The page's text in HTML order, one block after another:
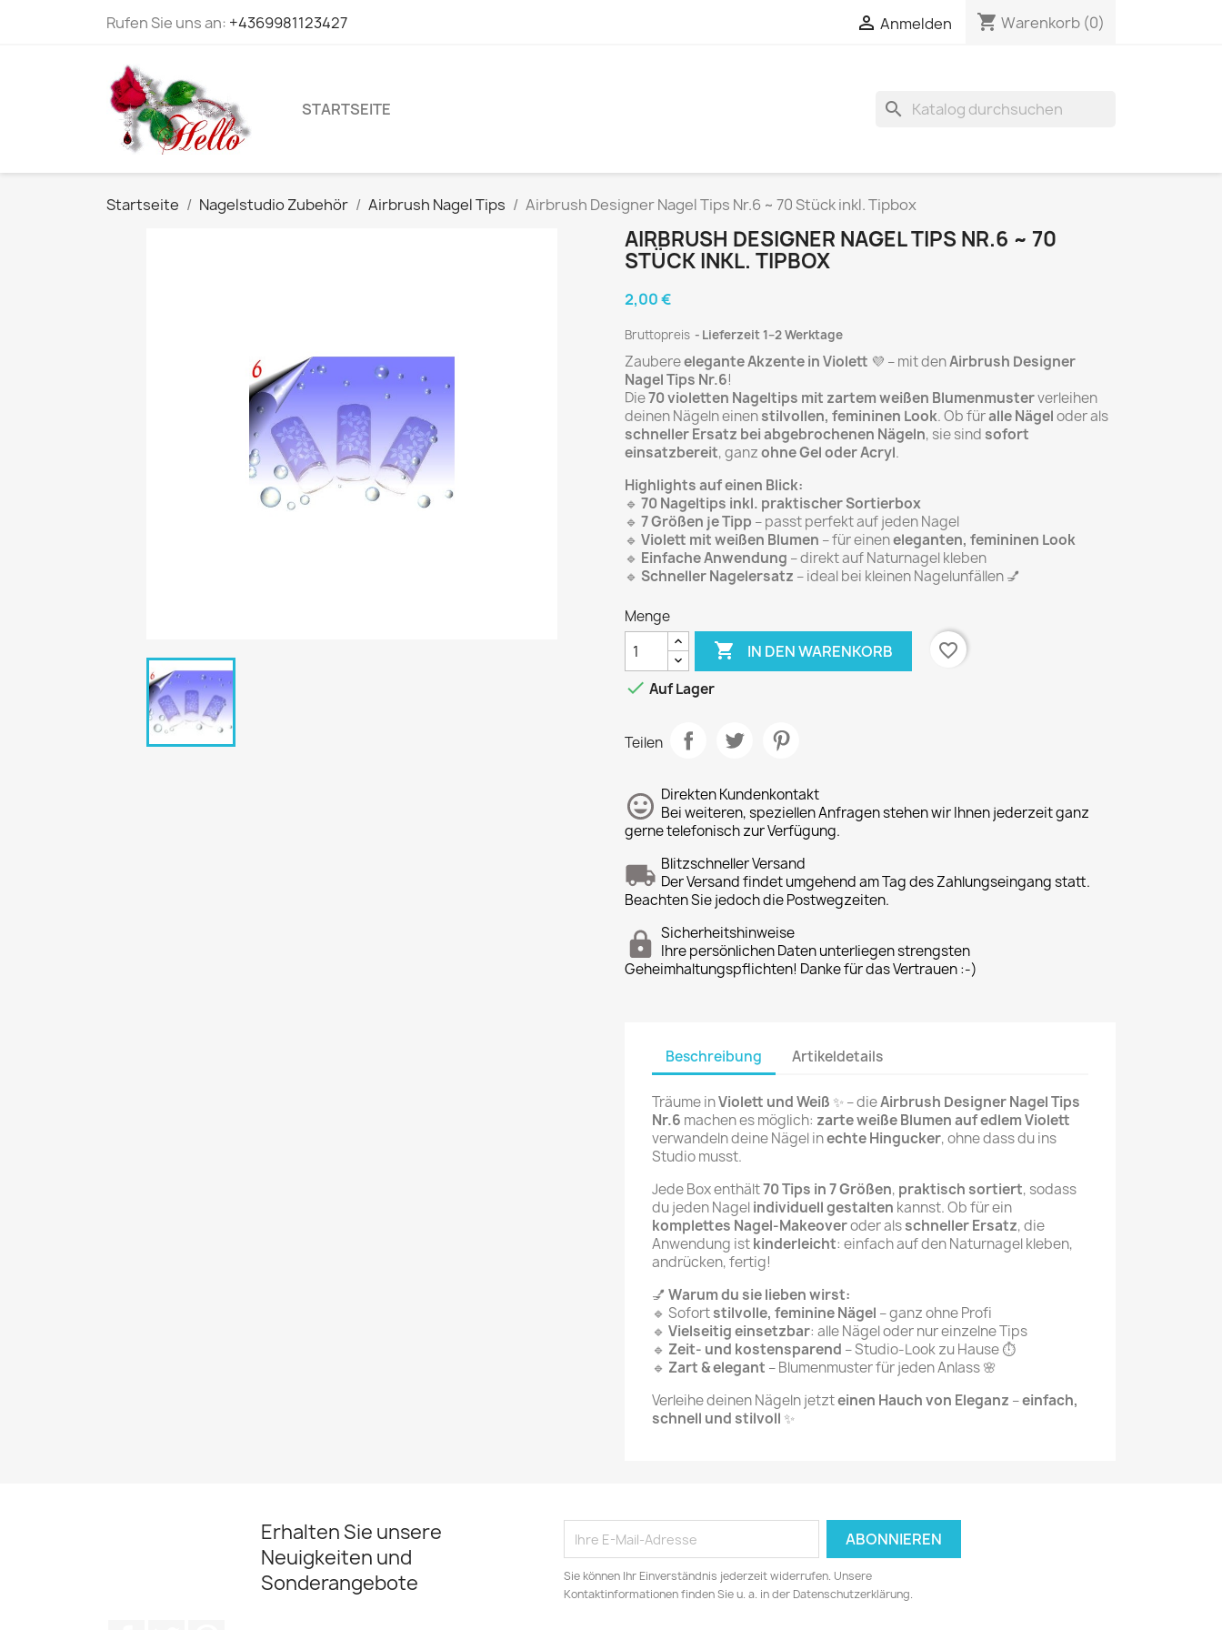
Rufen Sie uns an: +4369981123427  Anmelden shopping_cart Warenkorb (0)
STARTSEITE search
Startseite Nagelstudio Zubehör Airbrush Nagel Tips Airbrush Designer Nagel Tips Nr.6 ~ 70 Stück inkl. Tipbox
AIRBRUSH DESIGNER NAGEL TIPS NR.6 ~ 70
STÜCK INKL. TIPBOX
2,00 €
Bruttopreis Lieferzeit 1–2 Werktage
Zaubereelegante Akzente in Violett 💜 – mit denAirbrush Designer
Nagel Tips Nr.6!
Die70 violetten Nageltips mit zartem weißen Blumenmusterverleihen
deinen Nägeln einenstilvollen, femininen Look. Ob füralle Nägeloder als
schneller Ersatz bei abgebrochenen Nägeln, sie sindsofort
einsatzbereit, ganzohne Gel oder Acryl.
Highlights auf einen Blick:
🔹 70 Nageltips inkl. praktischer Sortierbox
🔹 7 Größen je Tipp – passt perfekt auf jeden Nagel
🔹 Violett mit weißen Blumen – für eineneleganten, femininen Look
🔹 Einfache Anwendung – direkt auf Naturnagel kleben
🔹 Schneller Nagelersatz – ideal bei kleinen Nagelunfällen 💅
Menge
 IN DEN WARENKORB
favorite_border
 Auf Lager
Teilen
Direkten Kundenkontakt
Bei weiteren, speziellen Anfragen stehen wir Ihnen jederzeit ganz
gerne telefonisch zur Verfügung.
Blitzschneller Versand
Der Versand findet umgehend am Tag des Zahlungseingang statt.
Beachten Sie jedoch die Postwegzeiten.
Sicherheitshinweise
Ihre persönlichen Daten unterliegen strengsten
Geheimhaltungspflichten! Danke für das Vertrauen :-)
Beschreibung Artikeldetails
Träume inViolett und Weiß ✨ – dieAirbrush Designer Nagel Tips
Nr.6 machen es möglich: zarte weiße Blumen auf edlem Violett
verwandeln deine Nägel inechte Hingucker, ohne dass du ins
Studio musst.
Jede Box enthält70 Tips in 7 Größen, praktisch sortiert, sodass
du jeden Nagelindividuell gestalten kannst. Ob für ein
komplettes Nagel-Makeoveroder alsschneller Ersatz, die
Anwendung istkinderleicht: einfach auf den Naturnagel kleben,
andrücken, fertig!
💅 Warum du sie lieben wirst:
🔹 Sofortstilvolle, feminine Nägel – ganz ohne Profi
🔹 Vielseitig einsetzbar: alle Nägel oder nur einzelne Tips
🔹 Zeit- und kostensparend – Studio-Look zu Hause ⏱️
🔹 Zart & elegant – Blumenmuster für jeden Anlass 🌸
Verleihe deinen Nägeln jetzteinen Hauch von Eleganz –einfach,
schnell und stilvoll ✨
Erhalten Sie unsere
Neuigkeiten und
Sonderangebote
Sie können Ihr Einverständnis jederzeit widerrufen. Unsere
Kontaktinformationen finden Sie u. a. in der Datenschutzerklärung.